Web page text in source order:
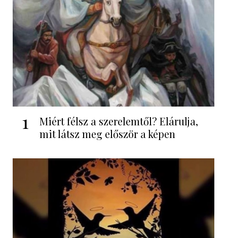
1
Miért félsz a szerelemtől? Elárulja,
mit látsz meg először a képen